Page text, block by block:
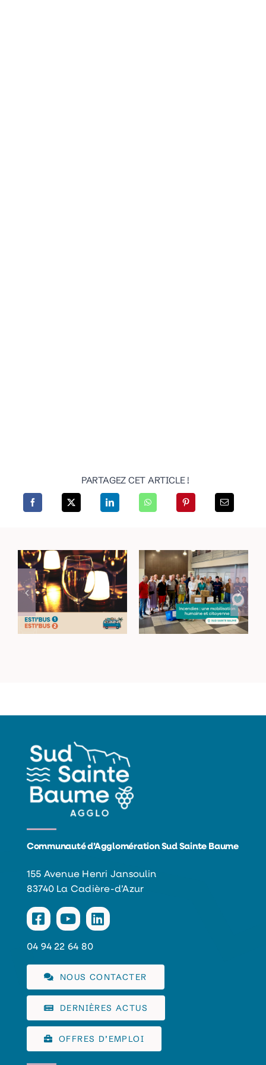
PARTAGEZ CET ARTICLE !
Rejoignez vos lieux
de sortie avec les
navettes Esti’Bus
Incendies dans le
Haut-Var : une
mobilisation
humaine et
citoyenne
Communauté d’Agglomération Sud Sainte Baume
155 Avenue Henri Jansoulin
83740 La Cadière-d’Azur
04 94 22 64 80
NOUS CONTACTER
DERNIÈRES ACTUS
OFFRES D’EMPLOI